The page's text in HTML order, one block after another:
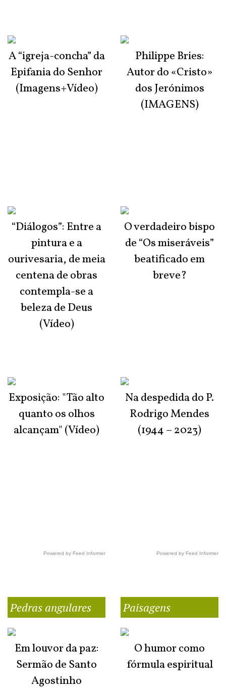
A “igreja-concha” da
Epifania do Senhor
(Imagens+Vídeo)
“Diálogos”: Entre a
pintura e a
ourivesaria, de meia
centena de obras
contempla-se a
beleza de Deus
(Vídeo)
Exposição: "Tão alto
quanto os olhos
alcançam" (Vídeo)
Powered by Feed Informer
Philippe Bries:
Autor do «Cristo»
dos Jerónimos
(IMAGENS)
O verdadeiro bispo
de “Os miseráveis”
beatificado em
breve?
Na despedida do P.
Rodrigo Mendes
(1944 – 2023)
Powered by Feed Informer
Pedras angulares
Em louvor da paz:
Sermão de Santo
Agostinho
Paisagens
O humor como
fórmula espiritual